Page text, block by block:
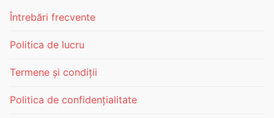
Întrebări frecvente
Politica de lucru
Termene și condiții
Politica de confidențialitate